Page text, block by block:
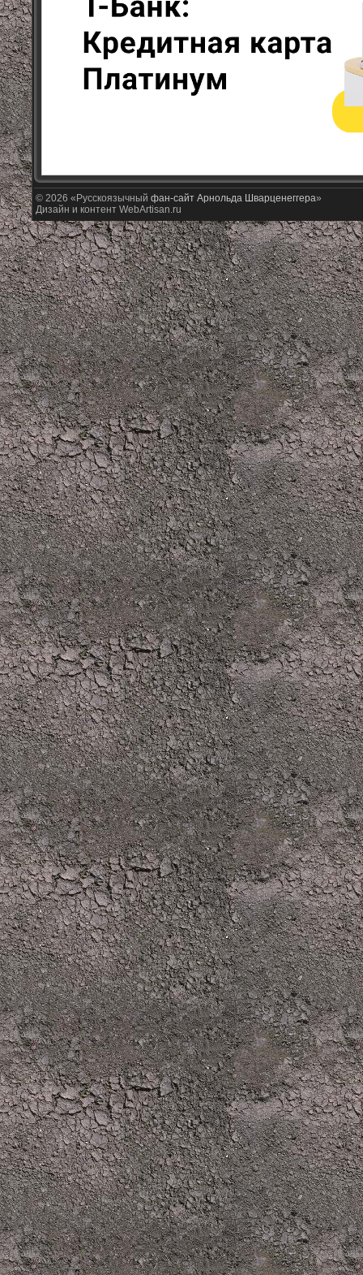
© 2026 «Русскоязычный фан-сайт Арнольда Шварценеггера»
Дизайн и контент WebArtisan.ru